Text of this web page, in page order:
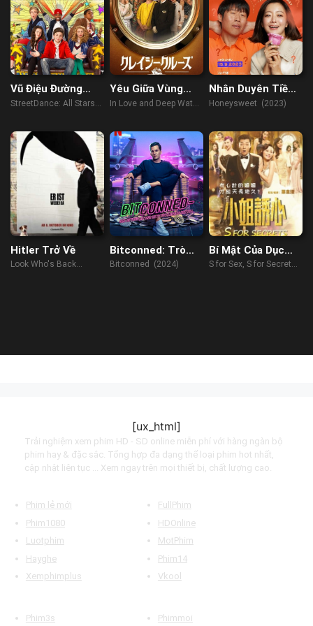
Vũ Điệu Đường
Phố 2
StreetDance: All Stars
Yêu Giữa Vùng
Nước Dữ
In Love and Deep Water
Nhân Duyên Tiền
Đình
Honeysweet (2023)
Hitler Trở Về
Look Who's Back
Bitconned: Trò
Lừa Tiền Điện Tử
Bitconned (2024)
Bí Mật Của Dục
Vọng
S for Sex, S for Secrets